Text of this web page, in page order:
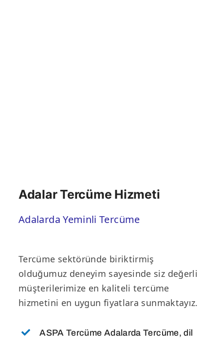
Adalar Tercüme Hizmeti
Adalarda Yeminli Tercüme
Tercüme sektöründe biriktirmiş
olduğumuz deneyim sayesinde siz değerli
müşterilerimize en kaliteli tercüme
hizmetini en uygun fiyatlara sunmaktayız.
ASPA Tercüme Adalarda Tercüme, dil